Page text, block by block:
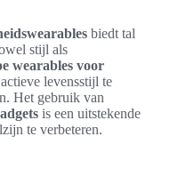
biedt tal
stijl als
wearables voor
levensstijl te
Het gebruik van
is een uitstekende
te verbeteren.